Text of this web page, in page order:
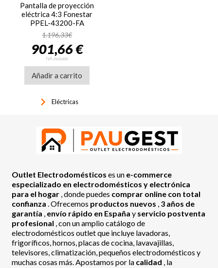
Pantalla de proyección
eléctrica 4:3 Fonestar
PPEL-43200-FA
1.196,33€
901,66 €
IVA incluido
Añadir a carrito
keyboard_arrow_right Eléctricas
Outlet Electrodomésticos es un e-commerce
especializado en electrodomésticos y electrónica
para el hogar , donde puedes comprar online con total
confianza . Ofrecemos productos nuevos 3 años de
garantía envío rápido en España y servicio postventa
profesional , con un amplio catálogo de
electrodomésticos outlet que incluye lavadoras,
frigoríficos, hornos, placas de cocina, lavavajillas,
televisores, climatización, pequeños electrodomésticos y
muchas cosas más. Apostamos por la calidad , la